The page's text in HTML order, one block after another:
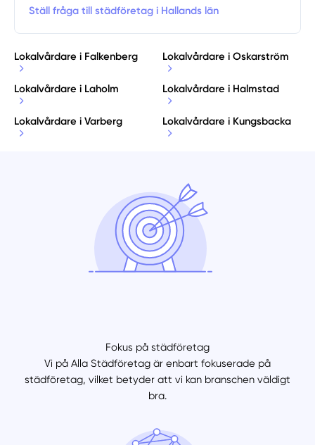
Ställ fråga till städföretag i Hallands län
Lokalvårdare i Falkenberg Lokalvårdare i Oskarström
Lokalvårdare i Laholm Lokalvårdare i Halmstad
Lokalvårdare i Varberg Lokalvårdare i Kungsbacka
Fokus på städföretag
Vi på Alla Städföretag är enbart fokuserade på
städföretag, vilket betyder att vi kan branschen väldigt
bra.